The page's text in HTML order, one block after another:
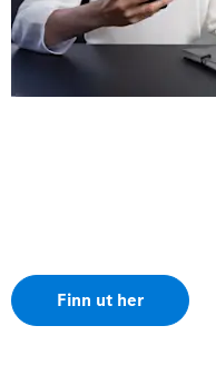
Finn ut her